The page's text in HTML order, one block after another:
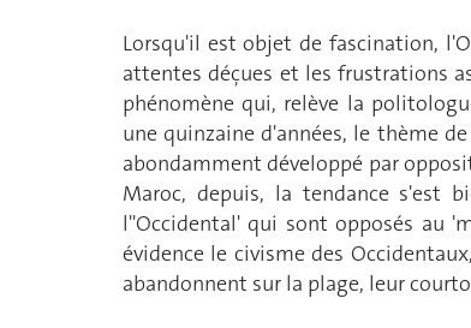
Lorsqu'il est objet de fascination,
attentes déçues et les frustrations
phénomène qui, relève la
une quinzaine d'années, le thème
abondamment développé par
Maroc, depuis, la tendance s'est
l''Occidental' qui sont opposés au
évidence le civisme des
abandonnent sur la plage, leur